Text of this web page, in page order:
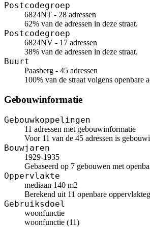
Postcodegroep
6824NT - 28 adressen
62% van de adressen in deze straat.
Postcodegroep
6824NV - 17 adressen
38% van de adressen in deze straat.
Buurt
Paasberg - 45 adressen
100% van de straat volgens openbare
Gebouwinformatie
Gebouwkoppelingen
11 adressen met gebouwinformatie
Voor 11 van de 45 adressen is
Bouwjaren
1929-1935
Gebaseerd op 7 gebouwen met
Oppervlakte
mediaan 140 m2
Berekend uit 11 openbare
Gebruiksdoel
woonfunctie
woonfunctie (11)